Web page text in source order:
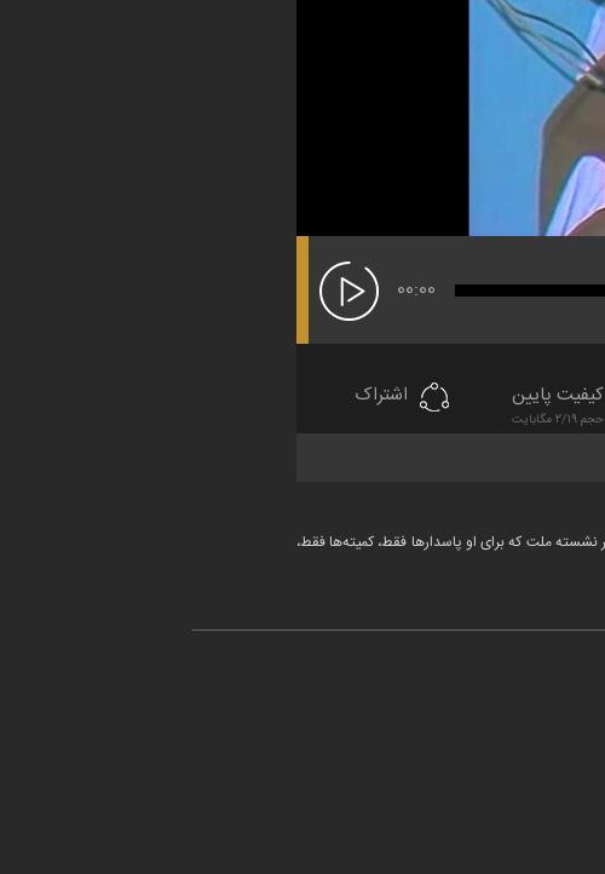
00:00
کیفیت پایین
حجم 2/19 مگابایت
اشتراک
نشسته ملت که برای او پاسدارها فقط، کمیته‌ها فقط،